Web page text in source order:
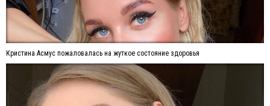
Кристина Асмус пожаловалась на жуткое состояние здоровья